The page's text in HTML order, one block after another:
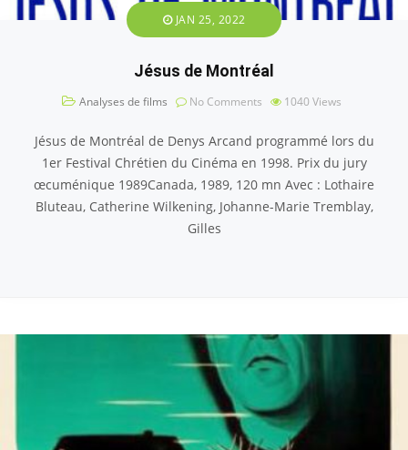
JAN 25, 2022
Jésus de Montréal
Analyses de films No Comments 1040 Views
Jésus de Montréal de Denys Arcand programmé lors du
1er Festival Chrétien du Cinéma en 1998. Prix du jury
œcuménique 1989Canada, 1989, 120 mn Avec : Lothaire
Bluteau, Catherine Wilkening, Johanne-Marie Tremblay,
Gilles